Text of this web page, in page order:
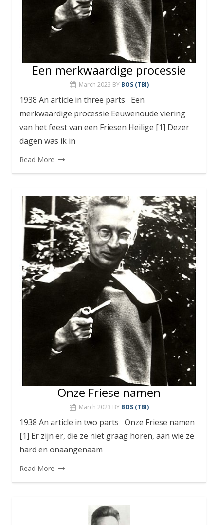
Een merkwaardige processie
March 2023 BY BOS (TBI)
1938 An article in three parts Een
merkwaardige processie Eeuwenoude viering
van het feest van een Friesen Heilige [1] Dezer
dagen was ik in
Read More
Onze Friese namen
March 2023 BY BOS (TBI)
1938 An article in two parts Onze Friese namen
[1] Er zijn er, die ze niet graag horen, aan wie ze
hard en onaangenaam
Read More